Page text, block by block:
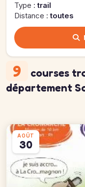
Type :trail
Distance :toutes
9 courses
département
AOÛT
30